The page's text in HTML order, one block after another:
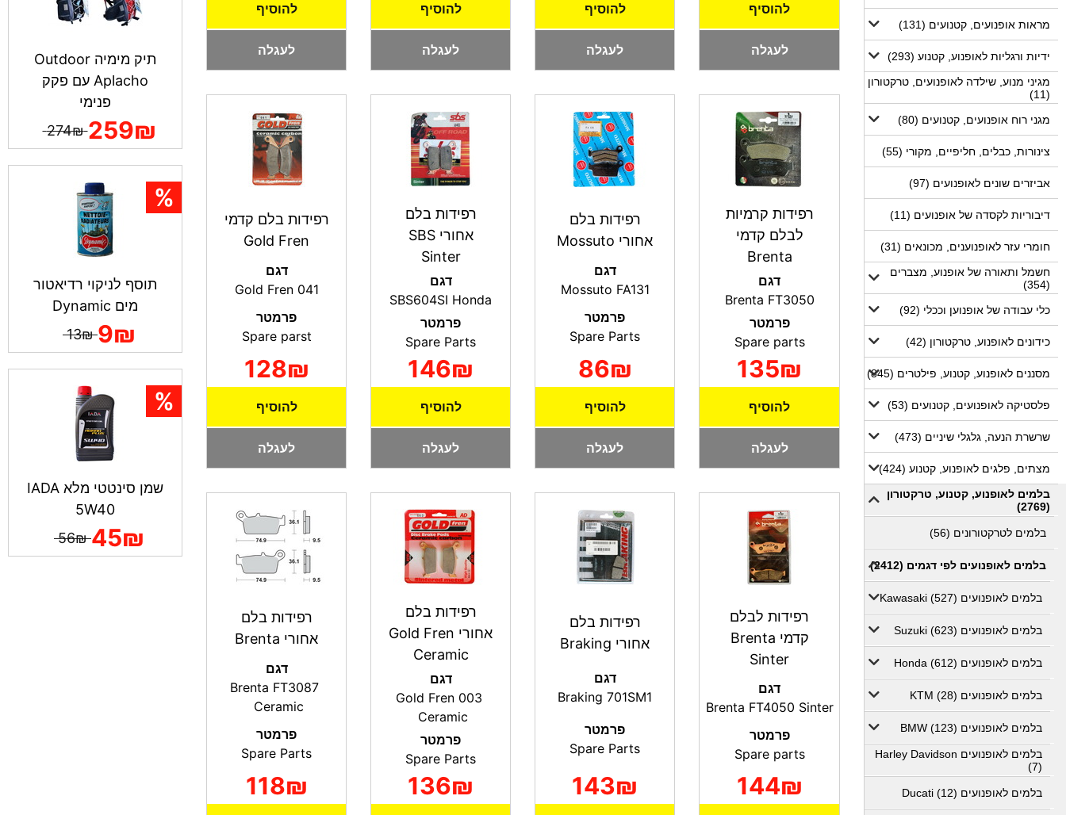
מראות אופנועים, קטנועים (131)
ידיות ורגליות לאופנוע, קטנוע (293)
מגיני מנוע, שילדה לאופנועים, טרקטורון
(11)
מגני רוח אופנועים, קטנועים (80)
צינורות, כבלים, חליפיים, מקורי (55)
אביזרים שונים לאופנועים (97)
דיבוריות לקסדה של אופנועים (11)
חומרי עזר לאופנוענים, מכונאים (31)
חשמל ותאורה של אופנוע, מצברים
(354)
כלי עבודה של אופנוען וככלי (92)
כידונים לאופנוע, טרקטורון (42)
מסננים לאופנוע, קטנוע, פילטרים (845)
פלסטיקה לאופנועים, קטנועים (53)
שרשרת הנעה, גלגלי שיניים (473)
מצתים, פלגים לאופנוע, קטנוע (424)
בלמים לאופנוע, קטנוע, טרקטורון
(2769)
בלמים לטרקטורונים (56)
בלמים לאופנועים לפי דגמים (2412)
בלמים לאופנועים Kawasaki (527)
בלמים לאופנועים Suzuki (623)
בלמים לאופנועים Honda (612)
בלמים לאופנועים KTM (28)
בלמים לאופנועים BMW (123)
בלמים לאופנועים Harley Davidson
(7)
בלמים לאופנועים Ducati (12)
להוסיף
לעגלה
להוסיף
לעגלה
להוסיף
לעגלה
להוסיף
לעגלה
רפידות קרמיות
לבלם קדמי
Brenta
דגם
Brenta FT3050
פרמטר
Spare parts
135₪
להוסיף
לעגלה
רפידות בלם
אחורי Mossuto
דגם
Mossuto FA131
פרמטר
86₪
להוסיף
לעגלה
רפידות בלם
אחורי SBS
Sinter
דגם
SBS604SI Honda
פרמטר
146₪
להוסיף
לעגלה
רפידות בלם קדמי
Gold Fren
דגם
Gold Fren 041
פרמטר
128₪
להוסיף
לעגלה
רפידות לבלם
קדמי Brenta
Sinter
דגם
Brenta FT4050 Sinter
פרמטר
Spare parts
144₪
רפידות בלם
אחורי Braking
דגם
Braking 701SM1
פרמטר
143₪
רפידות בלם
אחורי Gold Fren
Ceramic
דגם
Gold Fren 003
Ceramic
פרמטר
136₪
רפידות בלם
אחורי Brenta
דגם
Brenta FT3087
Ceramic
פרמטר
118₪
תיק מימיה Outdoor
Aplacho עם פקק
פנימי
259₪
274₪
תוסף לניקוי רדיאטור
מים Dynamic
9₪
13₪
שמן סינטטי מלא IADA
5W40
45₪
56₪